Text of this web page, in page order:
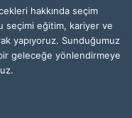
hakkında seçim
seçimi eğitim, kariyer ve
yapıyoruz. Sunduğumuz
geleceğe yönlendirmeye